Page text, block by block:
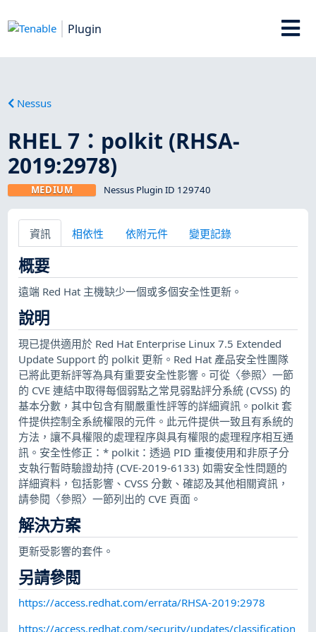
Plugin
Nessus
RHEL 7：polkit (RHSA-
2019:2978)
MEDIUM Nessus Plugin ID 129740
資訊 相依性 依附元件 變更記錄
概要
遠端 Red Hat 主機缺少一個或多個安全性更新。
說明
現已提供適用於 Red Hat Enterprise Linux 7.5 Extended
Update Support 的 polkit 更新。Red Hat 產品安全性團隊
已將此更新評等為具有重要安全性影響。可從〈參照〉一節
的 CVE 連結中取得每個弱點之常見弱點評分系統 (CVSS) 的
基本分數，其中包含有關嚴重性評等的詳細資訊。polkit 套
件提供控制全系統權限的元件。此元件提供一致且有系統的
方法，讓不具權限的處理程序與具有權限的處理程序相互通
訊。安全性修正：* polkit：透過 PID 重複使用和非原子分
支執行暫時驗證劫持 (CVE-2019-6133) 如需安全性問題的
詳細資料，包括影響、CVSS 分數、確認及其他相關資訊，
請參閱〈參照〉一節列出的 CVE 頁面。
解決方案
更新受影響的套件。
另請參閱
https://access.redhat.com/errata/RHSA-2019:2978
https://access.redhat.com/security/updates/classification